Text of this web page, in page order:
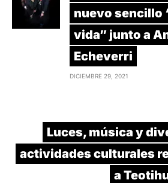
nuevo sencillo
vida” junto a
Echeverri
DICIEMBRE 29, 2021
Luces, música y
actividades culturales
a